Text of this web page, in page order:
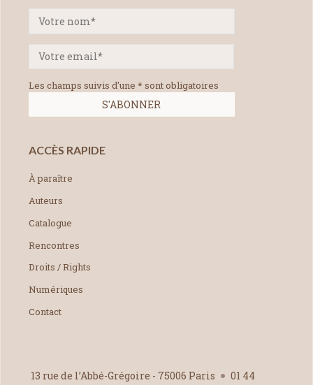
Les champs suivis d'une * sont obligatoires
ACCÈS RAPIDE
À paraître
Auteurs
Catalogue
Rencontres
Droits / Rights
Numériques
Contact
13 rue de l’Abbé-Grégoire - 75006 Paris
01 44